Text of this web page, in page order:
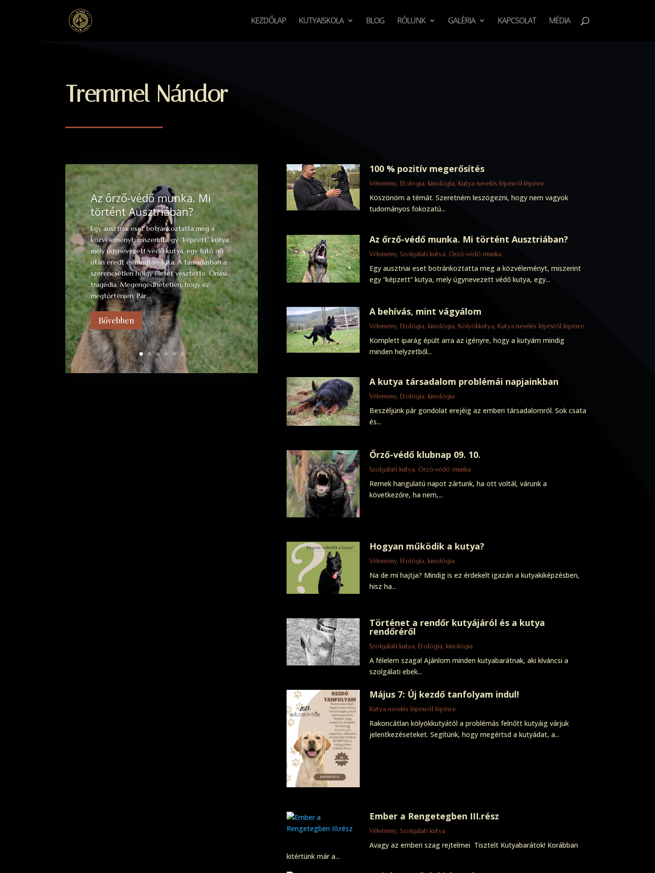
KEZDŐLAP KUTYAISKOLA BLOG RÓLUNK GALÉRIA KAPCSOLAT MÉDIA
Tremmel Nándor
Az őrző-védő munka. Mi
történt Ausztriában?
Egy ausztriai eset botránkoztatta meg a
közvéleményt, miszerint egy “képzett” kutya,
mely úgynevezett védő kutya, egy futó nő
után eredt és megtámadta. A támadásban a
szerencsétlen hölgy életét vesztette. Óriási
tragédia. Megengedhetetlen, hogy ez
megtörténjen. Pár...
Bővebben
100 % pozitív megerősítés
Vélemény,Etológia, kinológia,Kutya nevelés lépésről lépésre
Köszönöm a témát. Szeretném leszögezni, hogy nem vagyok
tudományos fokozatú...
Az őrző-védő munka. Mi történt Ausztriában?
Vélemény,Szolgálati kutya,Őrző-védő munka
Egy ausztriai eset botránkoztatta meg a közvéleményt, miszerint
egy “képzett” kutya, mely úgynevezett védő kutya, egy...
A behívás, mint vágyálom
Vélemény,Etológia, kinológia,Kölyökkutya,Kutya nevelés lépésről lépésre
Komplett iparág épült arra az igényre, hogy a kutyám mindig
minden helyzetből...
A kutya társadalom problémái napjainkban
Vélemény,Etológia, kinológia
Beszéljünk pár gondolat erejéig az emberi társadalomról. Sok csata
és...
Őrző-védő klubnap 09. 10.
Szolgálati kutya,Őrző-védő munka
Remek hangulatú napot zártunk, ha ott voltál, várunk a
következőre, ha nem,...
Hogyan működik a kutya?
Vélemény,Etológia, kinológia
Na de mi hajtja? Mindig is ez érdekelt igazán a kutyakiképzésben,
hisz ha...
Történet a rendőr kutyájáról és a kutya
rendőréről
Szolgálati kutya,Etológia, kinológia
A félelem szaga! Ajánlom minden kutyabarátnak, aki kíváncsi a
szolgálati ebek...
Május 7: Új kezdő tanfolyam indul!
Kutya nevelés lépésről lépésre
Rakoncátlan kölyökkutyától a problémás felnőtt kutyáig várjuk
jelentkezéseteket. Segítünk, hogy megértsd a kutyádat, a...
Ember a Rengetegben III.rész
Vélemény,Szolgálati kutya
Avagy az emberi szag rejtelmei Tisztelt Kutyabarátok! Korábban
kitértünk már a...